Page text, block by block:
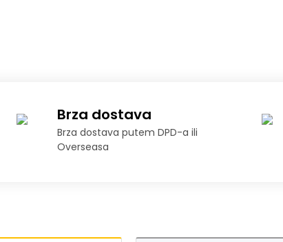
Brza dostava
Brza dostava putem DPD-a ili
Overseasa